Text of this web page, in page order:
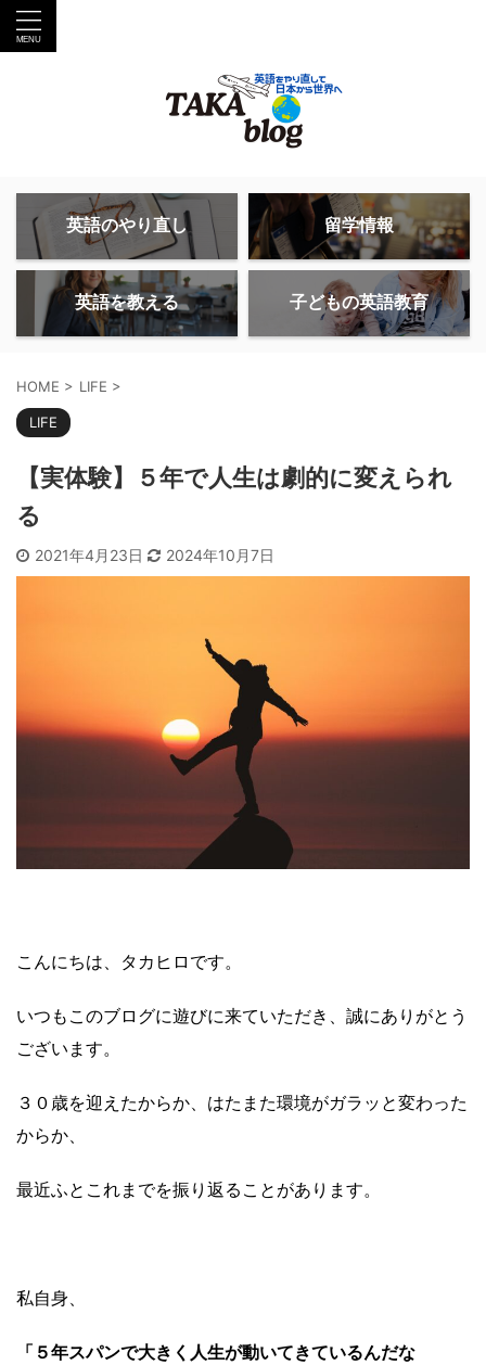
英語のやり直し 留学情報
英語を教える 子どもの英語教育
HOME > LIFE >
LIFE
【実体験】５年で人生は劇的に変えられ
る
2021年4月23日 2024年10月7日
こんにちは、タカヒロです。
いつもこのブログに遊びに来ていただき、誠にありがとう
ございます。
３０歳を迎えたからか、はたまた環境がガラッと変わった
からか、
最近ふとこれまでを振り返ることがあります。
私自身、
「５年スパンで大きく人生が動いてきているんだな